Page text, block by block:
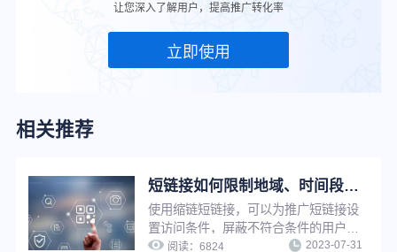
让您深入了解用户，提高推广转化率
立即使用
相关推荐
短链接如何限制地域、时间段访问？简单三步，满足个性化推广需求
使用缩链短链接，可以为推广短链接设
置访问条件，屏蔽不符合条件的用户访
问，只有符合访问条件的用户才可以访
阅读：6824 2023-07-31